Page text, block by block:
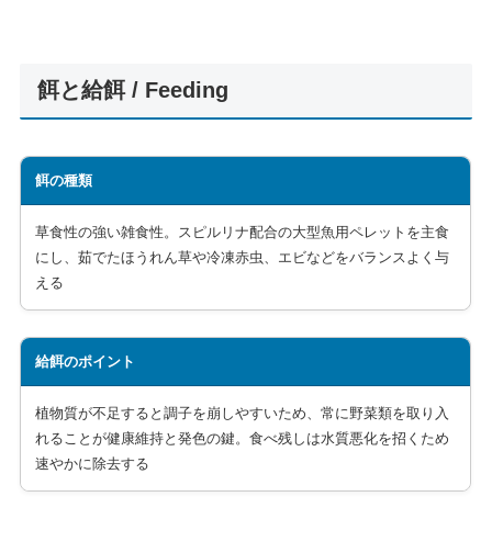
餌と給餌 / Feeding
餌の種類
草食性の強い雑食性。スピルリナ配合の大型魚用ペレットを主食
にし、茹でたほうれん草や冷凍赤虫、エビなどをバランスよく与
える
給餌のポイント
植物質が不足すると調子を崩しやすいため、常に野菜類を取り入
れることが健康維持と発色の鍵。食べ残しは水質悪化を招くため
速やかに除去する